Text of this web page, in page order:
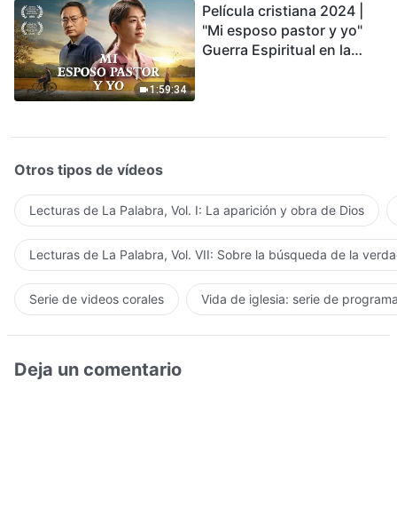
1:59:34
Película cristiana 2024 |
"Mi esposo pastor y yo"
Guerra Espiritual en la
Otros tipos de vídeos
Lecturas de La Palabra, Vol. I: La aparición y obra de Dios
Lecturas de La Palabra, Vol. VII: Sobre la búsqueda de la
Serie de videos corales Vida de iglesia: serie de
Deja un comentario